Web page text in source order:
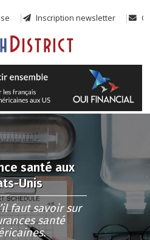
Inscription newsletter
santé aux
Unis
faut savoir sur
santé